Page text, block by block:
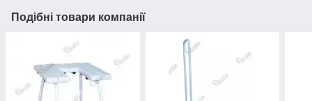
Подібні товари компанії